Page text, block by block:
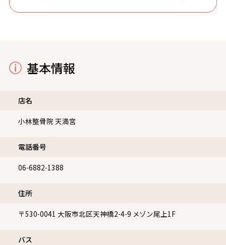
す。学生・社会人・主婦・スポーツ選手まで、幅広い方が
安心して通えるよう、真心を込めた対応と通いやすい環境
基本情報
店名
小林整骨院 天満宮
電話番号
06-6882-1388
住所
〒530-0041 大阪市北区天神橋2-4-9 メゾン尾上1F
バス